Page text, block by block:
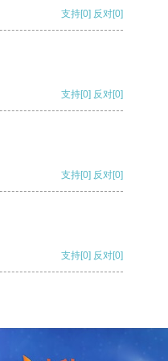
支持[0] 反对[0]
支持[0] 反对[0]
支持[0] 反对[0]
支持[0] 反对[0]